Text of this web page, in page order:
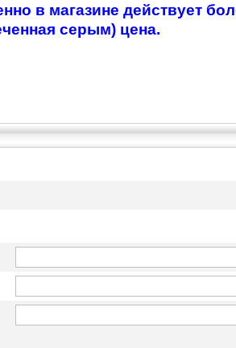
в магазине действует
серым) цена.